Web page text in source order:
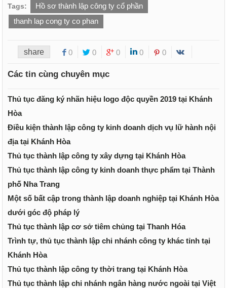
Tags:
Hồ sơ thành lập công ty cổ phần
thanh lap cong ty co phan
share 0 0 0 0 0
Các tin cùng chuyên mục
Thủ tục đăng ký nhãn hiệu logo độc quyền 2019 tại Khánh
Hòa
Điều kiện thành lập công ty kinh doanh dịch vụ lữ hành nội
địa tại Khánh Hòa
Thủ tục thành lập công ty xây dựng tại Khánh Hòa
Thủ tục thành lập công ty kinh doanh thực phẩm tại Thành
phố Nha Trang
Một số bất cập trong thành lập doanh nghiệp tại Khánh Hòa
dưới góc độ pháp lý
Thủ tục thành lập cơ sở tiêm chủng tại Thanh Hóa
Trình tự, thủ tục thành lập chi nhánh công ty khác tỉnh tại
Khánh Hòa
Thủ tục thành lập công ty thời trang tại Khánh Hòa
Thủ tục thành lập chi nhánh ngân hàng nước ngoài tại Việt